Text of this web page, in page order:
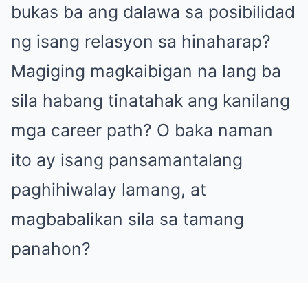
bukas ba ang dalawa sa posibilidad
ng isang relasyon sa hinaharap?
Magiging magkaibigan na lang ba
sila habang tinatahak ang kanilang
mga career path? O baka naman
ito ay isang pansamantalang
paghihiwalay lamang, at
magbabalikan sila sa tamang
panahon?